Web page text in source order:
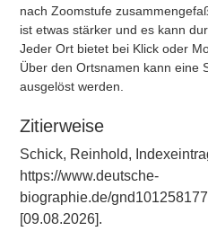
nach Zoomstufe
ist etwas stärker und es kann
Jeder Ort bietet bei Klick oder
Über den Ortsnamen kann eine
ausgelöst werden.
Zitierweise
Schick, Reinhold,
https://www.deutsche-
biographie.de/
[09.08.2026].